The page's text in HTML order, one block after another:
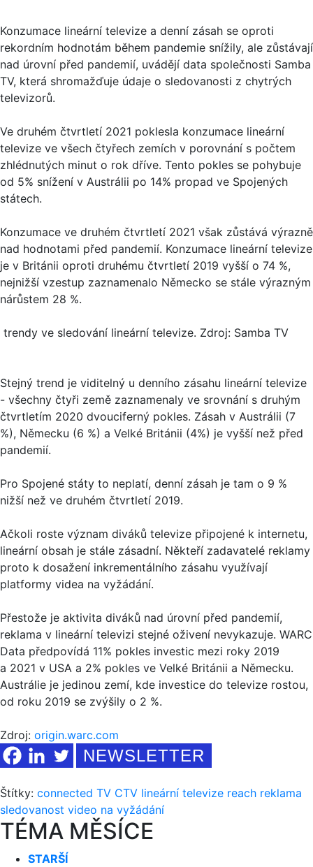
Konzumace lineární televize a denní zásah se oproti
rekordním hodnotám během pandemie snížily, ale zůstávají
nad úrovní před pandemií, uvádějí data společnosti Samba
TV, která shromažďuje údaje o sledovanosti z chytrých
televizorů.
Ve druhém čtvrtletí 2021 poklesla konzumace lineární
televize ve všech čtyřech zemích v porovnání s počtem
zhlédnutých minut o rok dříve. Tento pokles se pohybuje
od 5% snížení v Austrálii po 14% propad ve Spojených
státech.
Konzumace ve druhém čtvrtletí 2021 však zůstává výrazně
nad hodnotami před pandemií. Konzumace lineární televize
je v Británii oproti druhému čtvrtletí 2019 vyšší o 74 %,
nejnižší vzestup zaznamenalo Německo se stále výrazným
nárůstem 28 %.
trendy ve sledování lineární televize. Zdroj: Samba TV
Stejný trend je viditelný u denního zásahu lineární televize
- všechny čtyři země zaznamenaly ve srovnání s druhým
čtvrtletím 2020 dvouciferný pokles. Zásah v Austrálii (7
%), Německu (6 %) a Velké Británii (4%) je vyšší než před
pandemií.
Pro Spojené státy to neplatí, denní zásah je tam o 9 %
nižší než ve druhém čtvrtletí 2019.
Ačkoli roste význam diváků televize připojené k internetu,
lineární obsah je stále zásadní. Někteří zadavatelé reklamy
proto k dosažení inkrementálního zásahu využívají
platformy videa na vyžádání.
Přestože je aktivita diváků nad úrovní před pandemií,
reklama v lineární televizi stejné oživení nevykazuje. WARC
Data předpovídá 11% pokles investic mezi roky 2019
a 2021 v USA a 2% pokles ve Velké Británii a Německu.
Austrálie je jedinou zemí, kde investice do televize rostou,
od roku 2019 se zvýšily o 2 %.
Zdroj: origin.warc.com
NEWSLETTER
Štítky: connected TV CTV lineární televize reach reklama
sledovanost video na vyžádání
TÉMA MĚSÍCE
STARŠÍ